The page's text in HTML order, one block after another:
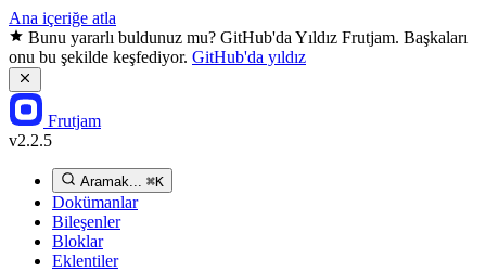
Ana içeriğe atla
Bunu yararlı buldunuz mu? GitHub'da Yıldız Frutjam. Başkaları
onu bu şekilde keşfediyor. GitHub'da yıldız
Frutjam
v2.2.5
Aramak... ⌘K
Dokümanlar
Bileşenler
Bloklar
Eklentiler